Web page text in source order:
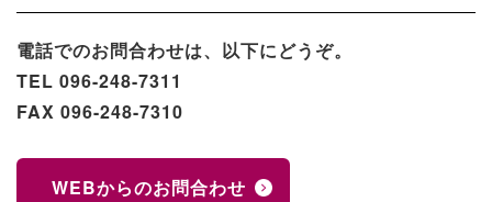
電話でのお問合わせは、以下にどうぞ。
TEL 096-248-7311
FAX 096-248-7310
WEBからのお問合わせ